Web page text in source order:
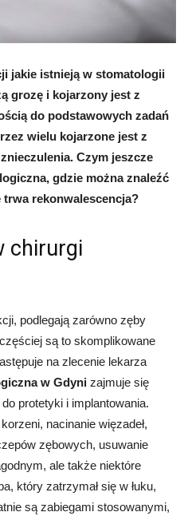
jakie istnieją w stomatologii
grozę i kojarzony jest z
do podstawowych zadań
wielu kojarzone jest z
Czym jeszcze
gdzie można znaleźć
trwa rekonwalescencja?
chirurgi
podlegają zarówno zęby
są to skomplikowane
na zlecenie lekarza
w Gdyni zajmuje się
protetyki i implantowania.
nacinanie więzadeł,
zębowych, usuwanie
ale także niektóre
który zatrzymał się w łuku,
są zabiegami stosowanymi,